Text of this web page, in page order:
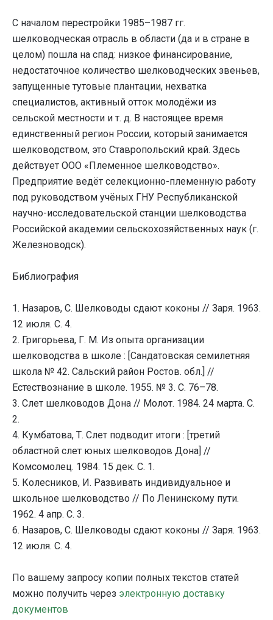
С началом перестройки 1985–1987 гг.
шелководческая отрасль в области (да и в стране в
целом) пошла на спад: низкое финансирование,
недостаточное количество шелководческих звеньев,
запущенные тутовые плантации, нехватка
специалистов, активный отток молодёжи из
сельской местности и т. д. В настоящее время
единственный регион России, который занимается
шелководством, это Ставропольский край. Здесь
действует ООО «Племенное шелководство».
Предприятие ведёт селекционно-племенную работу
под руководством учёных ГНУ Республиканской
научно-исследовательской станции шелководства
Российской академии сельскохозяйственных наук (г.
Железноводск).
Библиография
1. Назаров, С. Шелководы сдают коконы // Заря. 1963.
12 июля. С. 4.
2. Григорьева, Г. М. Из опыта организации
шелководства в школе : [Сандатовская семилетняя
школа № 42. Сальский район Ростов. обл.] //
Естествознание в школе. 1955. № 3. С. 76–78.
3. Слет шелководов Дона // Молот. 1984. 24 марта. С.
2.
4. Кумбатова, Т. Слет подводит итоги : [третий
областной слет юных шелководов Дона] //
Комсомолец. 1984. 15 дек. С. 1.
5. Колесников, И. Развивать индивидуальное и
школьное шелководство // По Ленинскому пути.
1962. 4 апр. С. 3.
6. Назаров, С. Шелководы сдают коконы // Заря. 1963.
12 июля. С. 4.
По вашему запросу копии полных текстов статей
можно получить через электронную доставку
документов